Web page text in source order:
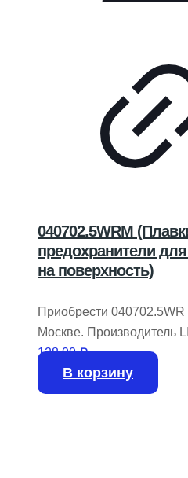
040702.5WRM
предохранители
на поверхность)
Приобрести 040702.5WR
Москве. Производитель
В наличии 3850 штук на
128,00₽
В корзину